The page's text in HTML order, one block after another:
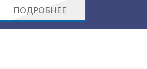
ПОДРОБНЕЕ